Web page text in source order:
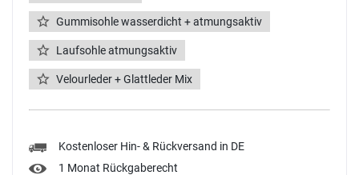
Gummisohle wasserdicht + atmungsaktiv
Laufsohle atmungsaktiv
Velourleder + Glattleder Mix
Kostenloser Hin- & Rückversand in DE
1 Monat Rückgaberecht